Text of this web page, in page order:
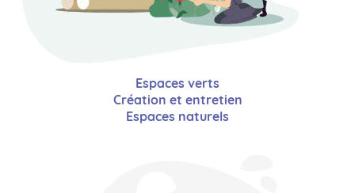
Espaces verts
Création et entretien
Espaces naturels